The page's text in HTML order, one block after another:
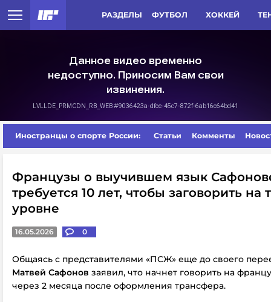
РАЗДЕЛЫ ФУТБОЛ ХОККЕЙ
Иностранцы о спорте России: Статьи Комменты
Французы о выучившем язык
требуется 10 лет, чтобы заговорить на
уровне
16.05.2026 0
Общаясь с представителями «ПСЖ» еще до своего
Матвей Сафонов заявил, что начнет говорить на
через 2 месяца после оформления трансфера.